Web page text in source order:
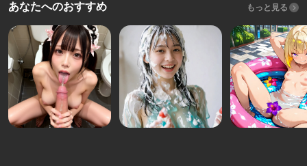
あなたへのおすすめ もっと見る